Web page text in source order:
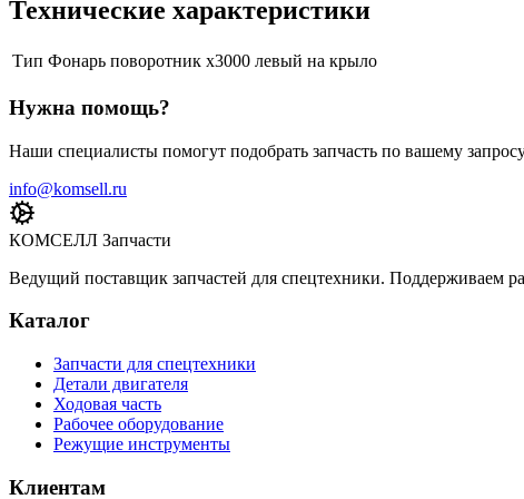
Технические характеристики
Тип Фонарь поворотник x3000 левый на крыло
Нужна помощь?
Наши специалисты помогут подобрать запчасть по вашему
info@komsell.ru
КОМСЕЛЛ Запчасти
Ведущий поставщик запчастей для спецтехники. Поддерживаем
Каталог
Запчасти для спецтехники
Детали двигателя
Ходовая часть
Рабочее оборудование
Режущие инструменты
Клиентам